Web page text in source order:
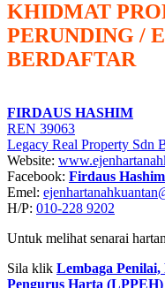
KHIDMAT
PERUNDING /
BERDAFTAR
FIRDAUS HASHIM
REN 39063
Legacy Real Property Sdn
Website:
Facebook: Firdaus
Emel:
H/P: 010-228 9202
Untuk melihat senarai
Sila klik Lembaga
Pengurus Harta (LPPEH)